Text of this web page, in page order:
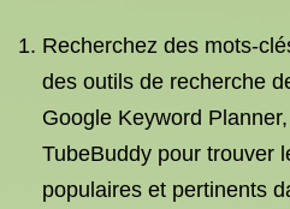
Recherchez des mots-
des outils de recherche
Google Keyword
TubeBuddy pour trouver
populaires et pertinents